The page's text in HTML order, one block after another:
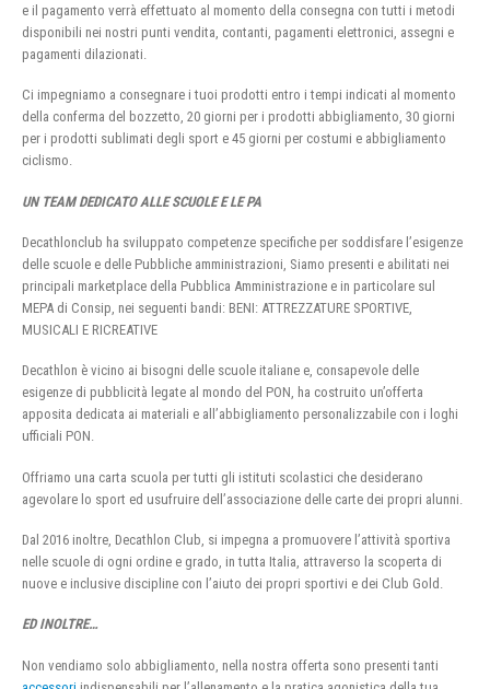
e il pagamento verrà effettuato al momento della consegna con tutti i metodi
disponibili nei nostri punti vendita, contanti, pagamenti elettronici, assegni e
pagamenti dilazionati.
Ci impegniamo a consegnare i tuoi prodotti entro i tempi indicati al momento
della conferma del bozzetto, 20 giorni per i prodotti abbigliamento, 30 giorni
per i prodotti sublimati degli sport e 45 giorni per costumi e abbigliamento
ciclismo.
UN TEAM DEDICATO ALLE SCUOLE E LE PA
Decathlonclub ha sviluppato competenze specifiche per soddisfare l’esigenze
delle scuole e delle Pubbliche amministrazioni, Siamo presenti e abilitati nei
principali marketplace della Pubblica Amministrazione e in particolare sul
MEPA di Consip, nei seguenti bandi: BENI: ATTREZZATURE SPORTIVE,
MUSICALI E RICREATIVE
Decathlon è vicino ai bisogni delle scuole italiane e, consapevole delle
esigenze di pubblicità legate al mondo del PON, ha costruito un’offerta
apposita dedicata ai materiali e all’abbigliamento personalizzabile con i loghi
ufficiali PON.
Offriamo una carta scuola per tutti gli istituti scolastici che desiderano
agevolare lo sport ed usufruire dell’associazione delle carte dei propri alunni.
Dal 2016 inoltre, Decathlon Club, si impegna a promuovere l’attività sportiva
nelle scuole di ogni ordine e grado, in tutta Italia, attraverso la scoperta di
nuove e inclusive discipline con l’aiuto dei propri sportivi e dei Club Gold.
ED INOLTRE…
Non vendiamo solo abbigliamento, nella nostra offerta sono presenti tanti